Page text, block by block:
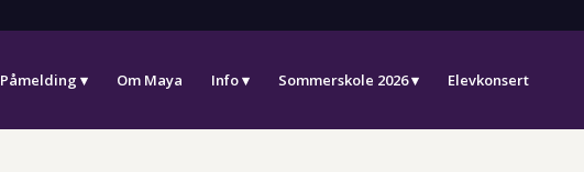
Påmelding Om Maya Info Sommerskole 2026 Elevkonsert